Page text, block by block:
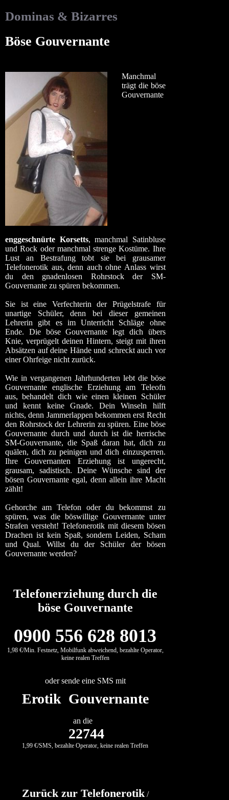
Dominas & Bizarres
Böse Gouvernante
Manchmal
trägt die böse
Gouvernante
enggeschnürte Korsetts, manchmal Satinbluse
und Rock oder manchmal strenge Kostüme. Ihre
Lust an Bestrafung tobt sie bei grausamer
Telefonerotik aus, denn auch ohne Anlass wirst
du den gnadenlosen Rohrstock der SM-
Gouvernante zu spüren bekommen.
Sie ist eine Verfechterin der Prügelstrafe für
unartige Schüler, denn bei dieser gemeinen
Lehrerin gibt es im Unterricht Schläge ohne
Ende. Die böse Gouvernante legt dich übers
Knie, verprügelt deinen Hintern, steigt mit ihren
Absätzen auf deine Hände und schreckt auch vor
einer Ohrfeige nicht zurück.
Wie in vergangenen Jahrhunderten lebt die böse
Gouvernante englische Erziehung am Teleofn
aus, behandelt dich wie einen kleinen Schüler
und kennt keine Gnade. Dein Winseln hilft
nichts, denn Jammerlappen bekommen erst Recht
den Rohrstock der Lehrerin zu spüren. Eine böse
Gouvernante durch und durch ist die herrische
SM-Gouvernante, die Spaß daran hat, dich zu
quälen, dich zu peinigen und dich einzusperren.
Ihre Gouvernanten Erziehung ist ungerecht,
grausam, sadistisch. Deine Wünsche sind der
bösen Gouvernante egal, denn allein ihre Macht
zählt!
Gehorche am Telefon oder du bekommst zu
spüren, was die böswillige Gouvernante unter
Strafen versteht! Telefonerotik mit diesem bösen
Drachen ist kein Spaß, sondern Leiden, Scham
und Qual. Willst du der Schüler der bösen
Gouvernante werden?
Telefonerziehung durch die
böse Gouvernante
0900 556 628 8013
1,98 €/Min. Festnetz, Mobilfunk abweichend, bezahlte Operator,
keine realen Treffen
oder sende eine SMS mit
Erotik Gouvernante
an die
22744
1,99 €/SMS, bezahlte Operator, keine realen Treffen
Zurück zur Telefonerotik/